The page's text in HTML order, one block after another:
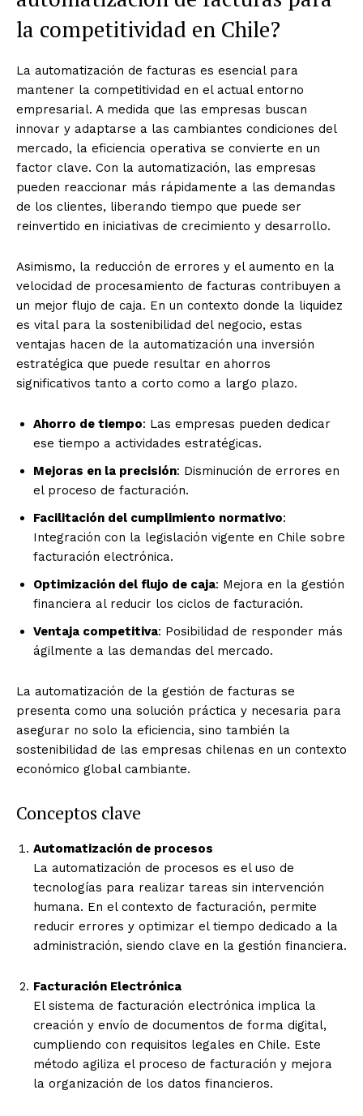
la competitividad en Chile?
La automatización de facturas es esencial para
mantener la competitividad en el actual entorno
empresarial. A medida que las empresas buscan
innovar y adaptarse a las cambiantes condiciones del
mercado, la eficiencia operativa se convierte en un
factor clave. Con la automatización, las empresas
pueden reaccionar más rápidamente a las demandas
de los clientes, liberando tiempo que puede ser
reinvertido en iniciativas de crecimiento y desarrollo.
Asimismo, la reducción de errores y el aumento en la
velocidad de procesamiento de facturas contribuyen a
un mejor flujo de caja. En un contexto donde la liquidez
es vital para la sostenibilidad del negocio, estas
ventajas hacen de la automatización una inversión
estratégica que puede resultar en ahorros
significativos tanto a corto como a largo plazo.
Ahorro de tiempo: Las empresas pueden dedicar
ese tiempo a actividades estratégicas.
Mejoras en la precisión: Disminución de errores en
el proceso de facturación.
Facilitación del cumplimiento normativo:
Integración con la legislación vigente en Chile sobre
facturación electrónica.
Optimización del flujo de caja: Mejora en la gestión
financiera al reducir los ciclos de facturación.
Ventaja competitiva: Posibilidad de responder más
ágilmente a las demandas del mercado.
La automatización de la gestión de facturas se
presenta como una solución práctica y necesaria para
asegurar no solo la eficiencia, sino también la
sostenibilidad de las empresas chilenas en un contexto
económico global cambiante.
Conceptos clave
Automatización de procesos
La automatización de procesos es el uso de
tecnologías para realizar tareas sin intervención
humana. En el contexto de facturación, permite
reducir errores y optimizar el tiempo dedicado a la
administración, siendo clave en la gestión financiera.
Facturación Electrónica
El sistema de facturación electrónica implica la
creación y envío de documentos de forma digital,
cumpliendo con requisitos legales en Chile. Este
método agiliza el proceso de facturación y mejora
la organización de los datos financieros.